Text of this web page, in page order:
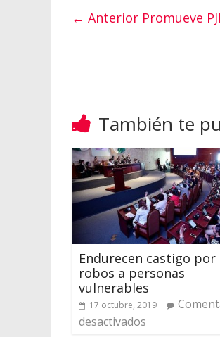
← Anterior Promueve
También te
Endurecen castigo por
robos a personas
vulnerables
17 octubre, 2019
desactivados